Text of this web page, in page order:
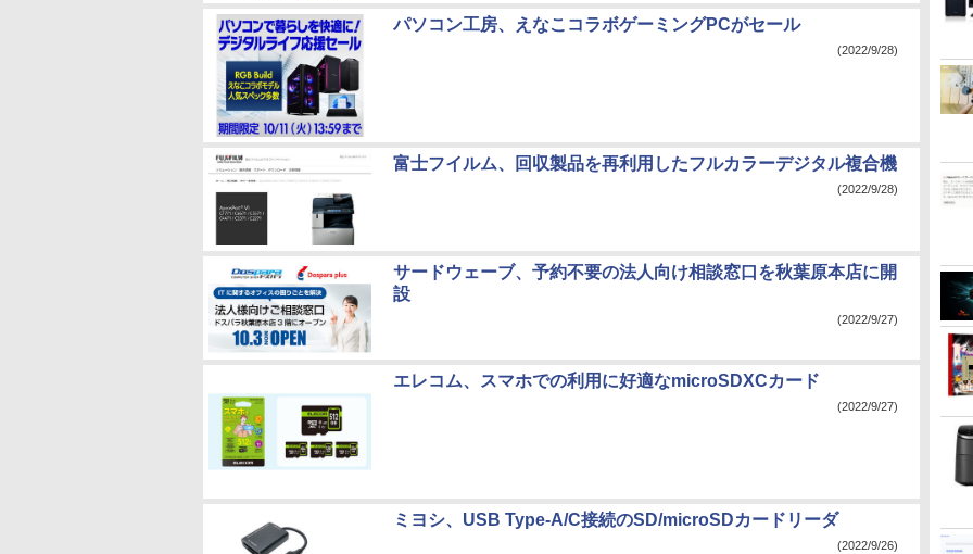
パソコン工房、えなこコラボゲーミングPCがセール
(2022/9/28)
富士フイルム、回収製品を再利用したフルカラーデジタル複合機
(2022/9/28)
サードウェーブ、予約不要の法人向け相談窓口を秋葉原本店に開
設
(2022/9/27)
エレコム、スマホでの利用に好適なmicroSDXCカード
(2022/9/27)
ミヨシ、USB Type-A/C接続のSD/microSDカードリーダ
(2022/9/26)